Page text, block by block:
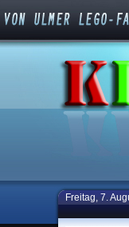
Freitag, 7.